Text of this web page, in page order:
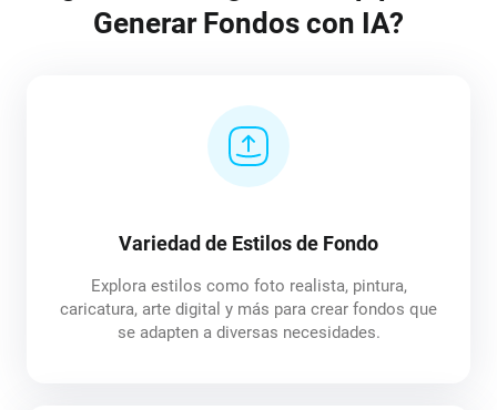
Generar Fondos con IA?
Variedad de Estilos de Fondo
Explora estilos como foto realista, pintura,
caricatura, arte digital y más para crear fondos que
se adapten a diversas necesidades.